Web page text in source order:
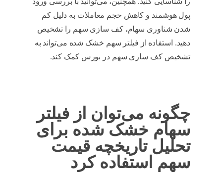
پول هوشمند و کاهش حجم معاملات به دلیل کم
شدن شناوری سهام، کف سازی سهم را تشخیص
دهید. استفاده از فیلتر سهم خشک شده می‌تواند به
تشخیص کف سازی سهم در بورس کمک کند.
چگونه می‌توان از فیلتر
سهام خشک شده برای
تحلیل تاریخچه قیمت
سهم استفاده کرد